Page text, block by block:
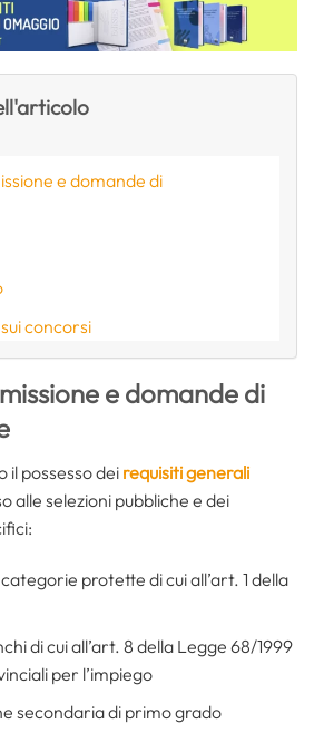
e domande di
concorsi
e domande di
il possesso dei requisiti generali
alle selezioni pubbliche e dei
protette di cui all’art. 1 della
di cui all’art. 8 della Legge 68/1999
per l’impiego
secondaria di primo grado